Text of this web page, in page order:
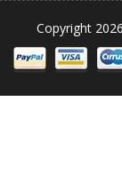
Copyright 2026